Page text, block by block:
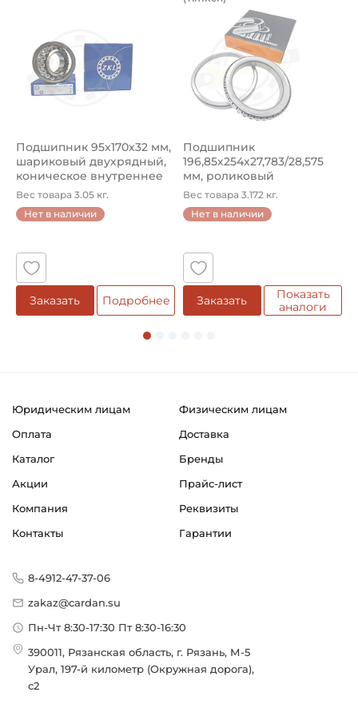
Подшипник 95х170х32 мм, шариковый двухрядный,
Подшипник 95х170х32 мм,
шариковый двухрядный,
коническое внутреннее
кол...
Вес товара 3.05 кг.
Нет в наличии
Заказать Подробнее
Подшипник
Подшипник
196,85х254х27,783/28,575
мм, роликовый
однорядный конический
...
Вес товара 3.172 кг.
Нет в наличии
Заказать
Показать
аналоги
Юридическим лицам
Физическим лицам
Оплата
Доставка
Каталог
Бренды
Акции
Прайс-лист
Компания
Реквизиты
Контакты
Гарантии
8-4912-47-37-06
zakaz@cardan.su
Пн-Чт 8:30-17:30 Пт 8:30-16:30
390011, Рязанская область, г. Рязань, М-5
Урал, 197-й километр (Окружная дорога),
с2